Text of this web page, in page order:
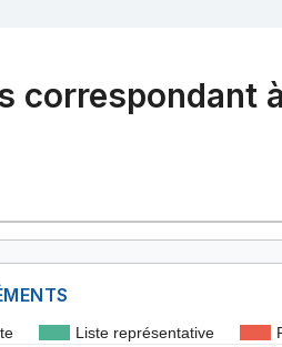
correspondant
Liste représentative